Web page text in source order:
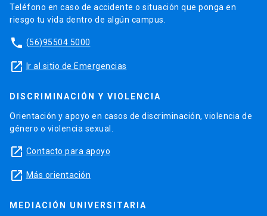
Teléfono en caso de accidente o situación que ponga en
riesgo tu vida dentro de algún campus.
phone (56)95504 5000
launch Ir al sitio de Emergencias
DISCRIMINACIÓN Y VIOLENCIA
Orientación y apoyo en casos de discriminación, violencia de
género o violencia sexual.
launch Contacto para apoyo
launch Más orientación
MEDIACIÓN UNIVERSITARIA